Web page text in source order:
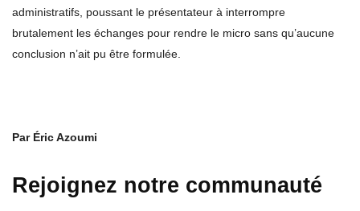
administratifs, poussant le présentateur à interrompre
brutalement les échanges pour rendre le micro sans qu’aucune
conclusion n’ait pu être formulée.
Par Éric Azoumi
Rejoignez notre communauté